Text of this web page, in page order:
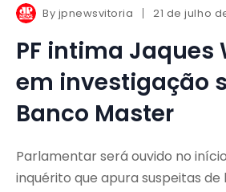
By jpnewsvitoria 21 de julho
PF intima Jaques
em investigação
Banco Master
Parlamentar será ouvido no
inquérito que apura suspeitas